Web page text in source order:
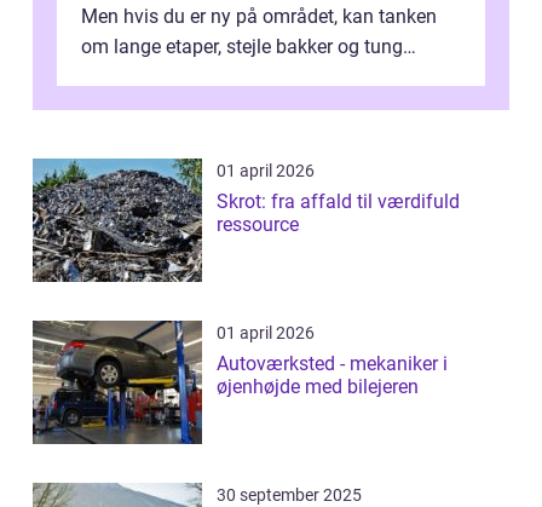
Men hvis du er ny på området, kan tanken
om lange etaper, stejle bakker og tung
01 april 2026
Skrot: fra affald til værdifuld
ressource
01 april 2026
Autoværksted - mekaniker i
øjenhøjde med bilejeren
30 september 2025